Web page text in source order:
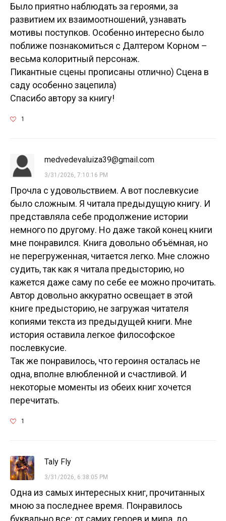
Было приятно наблюдать за героями, за
развитием их взаимоотношений, узнавать
мотивы поступков. Особенно интересно было
поближе познакомиться с Далтером Корном –
весьма колоритный персонаж.
Пикантные сцены прописаны отлично) Сцена в
саду особенно зацепила)
Спасибо автору за книгу!
1
medvedevaluiza39@gmail.com
3/31/2026, 7:10:16 PM
Прочла с удовольствием. А вот послевкусие
было сложным. Я читала предыдущую книгу. И
представляла себе продолжение истории
немного по другому. Но даже такой конец книги
мне понравился. Книга довольно объёмная, но
не перегруженная, читается легко. Мне сложно
судить, так как я читала предысторию, но
кажется даже саму по себе ее можно прочитать.
Автор довольно аккуратно освещает в этой
книге предысторию, не загружая читателя
копиями текста из предыдущей книги. Мне
история оставила легкое философское
послевкусие.
Так же понравилось, что героиня осталась не
одна, вполне влюбленной и счастливой. И
некоторые моменты из обеих книг хочется
перечитать.
1
Taly Fly
3/31/2026, 6:38:05 PM
Одна из самых интересных книг, прочитанных
мною за последнее время. Понравилось
буквально все: от самих героев и мира, до